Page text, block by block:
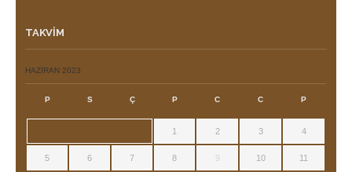
TAKVIM
HAZIRAN 2023
P S Ç P C C P
1 2 3 4
5 6 7 8 9 10 11